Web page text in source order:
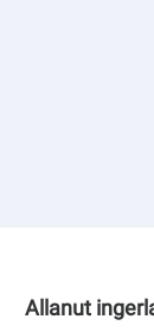
Allanut